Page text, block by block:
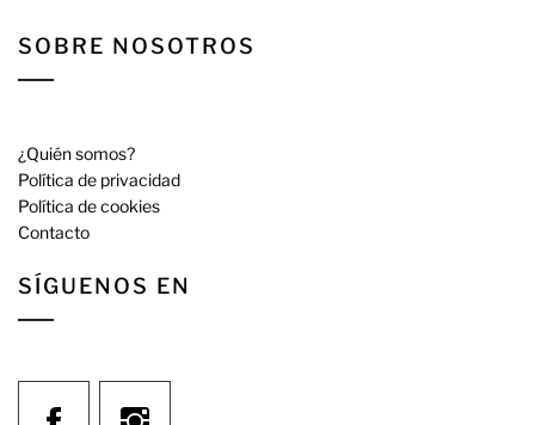
SOBRE NOSOTROS
¿Quién somos?
Política de privacidad
Política de cookies
Contacto
SÍGUENOS EN